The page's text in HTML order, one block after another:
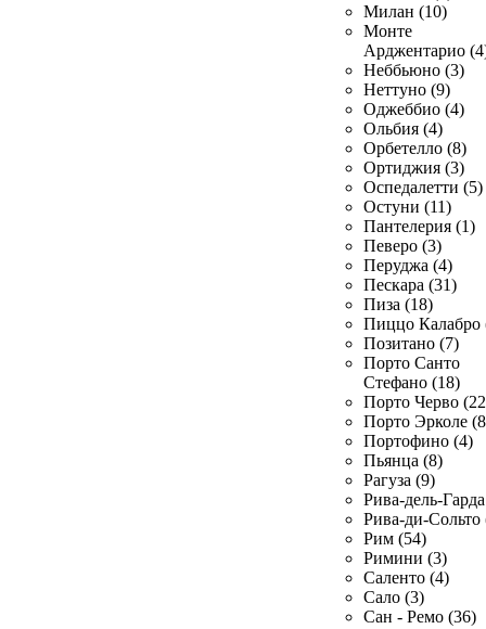
Милан (10)
Монте
Арджентарио
Неббьюно (3)
Неттуно (9)
Оджеббио (4)
Ольбия (4)
Орбетелло (8)
Ортиджия (3)
Оспедалетти (5)
Остуни (11)
Пантелерия (1)
Певеро (3)
Перуджа (4)
Пескара (31)
Пиза (18)
Пиццо Калабро
Позитано (7)
Порто Санто
Стефано (18)
Порто Черво
Порто Эрколе
Портофино (4)
Пьянца (8)
Рагуза (9)
Рива-дель-
Рива-ди-Сольто
Рим (54)
Римини (3)
Саленто (4)
Сало (3)
Сан - Ремо (36)